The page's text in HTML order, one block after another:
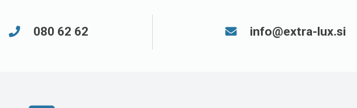
080 62 62 info@extra-lux.si